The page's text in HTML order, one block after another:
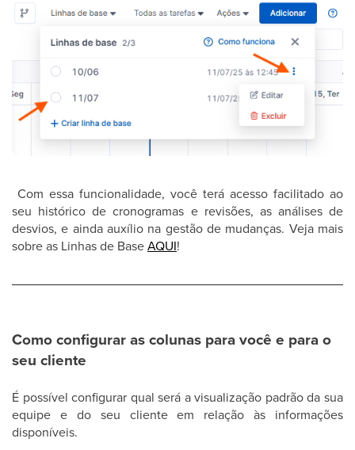
Com essa funcionalidade, você terá acesso facilitado ao
seu histórico de cronogramas e revisões, as análises de
desvios, e ainda auxílio na gestão de mudanças. Veja mais
sobre as Linhas de BaseAQUI!
Como configurar as colunas para você e para o
seu cliente
É possível configurar qual será a visualização padrão da sua
equipe e do seu cliente em relação às informações
disponíveis.